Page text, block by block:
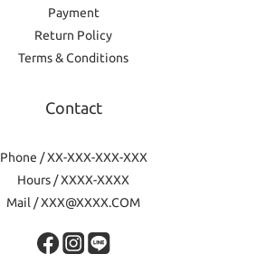
Payment
Return Policy
Terms & Conditions
Contact
Phone / XX-XXX-XXX-XXX
Hours / XXXX-XXXX
Mail / XXX@XXXX.COM